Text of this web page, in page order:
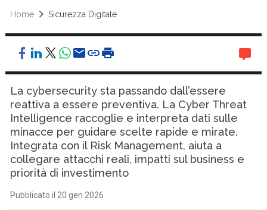
Home Sicurezza Digitale
La cybersecurity sta passando dall’essere
reattiva a essere preventiva. La Cyber Threat
Intelligence raccoglie e interpreta dati sulle
minacce per guidare scelte rapide e mirate.
Integrata con il Risk Management, aiuta a
collegare attacchi reali, impatti sul business e
priorità di investimento
Pubblicato il 20 gen 2026